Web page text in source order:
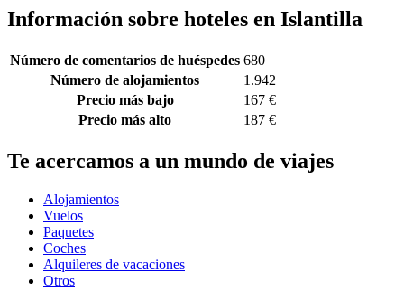
Información sobre hoteles en Islantilla
Número de comentarios de huéspedes 680
Número de alojamientos
1.942
Precio más bajo
167 €
Precio más alto
187 €
Te acercamos a un mundo de viajes
Alojamientos
Vuelos
Paquetes
Coches
Alquileres de vacaciones
Otros